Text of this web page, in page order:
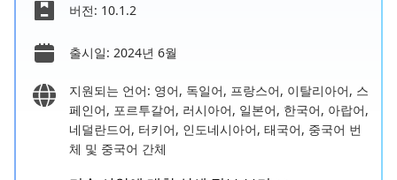
버전: 10.1.2
출시일: 2024년 6월
지원되는 언어: 영어, 독일어, 프랑스어, 이탈리아어, 스
페인어, 포르투갈어, 러시아어, 일본어, 한국어, 아랍어,
네덜란드어, 터키어, 인도네시아어, 태국어, 중국어 번
체 및 중국어 간체